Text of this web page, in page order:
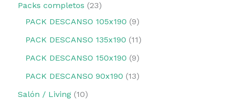
Packs completos 23
PACK DESCANSO 105x190 9
PACK DESCANSO 135x190
11
PACK DESCANSO 150x190 9
PACK DESCANSO 90x190
13
Salón / Living 10